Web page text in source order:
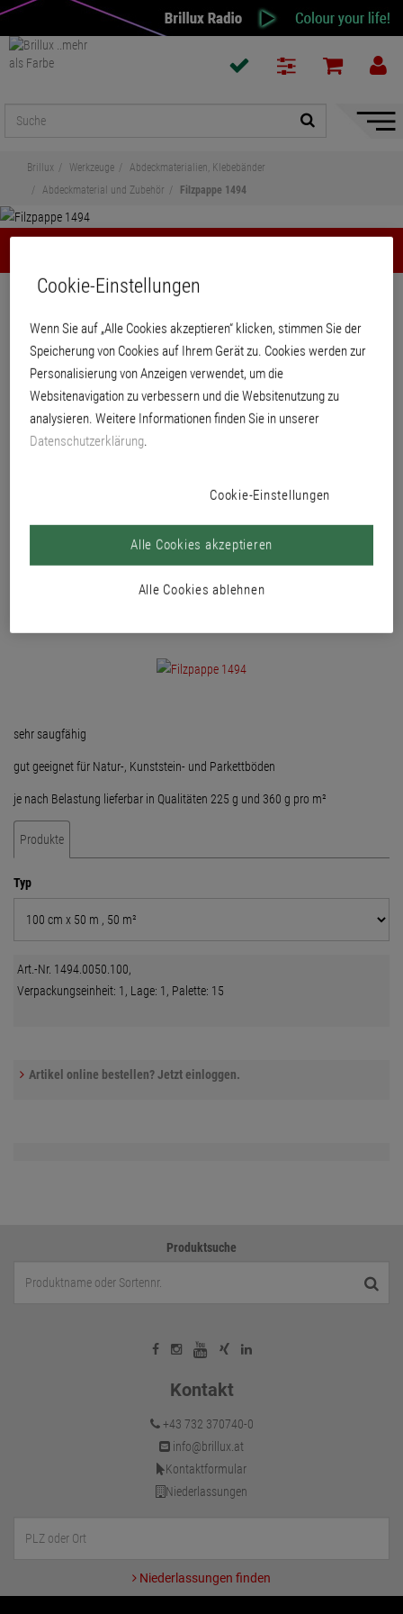
Brillux Werkzeuge
Abdeckmaterialien, Klebebänder
Abdeckmaterial und Zubehör
Filzpappe 1494
Filzpappe 1494
Zum Abdecken empfindlicher Fußböden.
sehr saugfähig
gut geeignet für Natur-, Kunststein- und Parkettböden
je nach Belastung lieferbar in Qualitäten 225 g und 360 g pro m²
Produkte
Typ
Art.-Nr. 1494.0050.100,
Verpackungseinheit: 1, Lage: 1, Palette: 15
Artikel online bestellen? Jetzt einloggen.
Produktsuche
Kontakt
+43 732 370740-0
info@brillux.at
Kontaktformular
Niederlassungen
Niederlassungen finden
Cookie-Einstellungen
Wenn Sie auf „Alle Cookies akzeptieren“ klicken, stimmen Sie der
Speicherung von Cookies auf Ihrem Gerät zu. Cookies werden zur
Personalisierung von Anzeigen verwendet, um die
Websitenavigation zu verbessern und die Websitenutzung zu
analysieren. Weitere Informationen finden Sie in unserer
Datenschutzerklärung.
Cookie-Einstellungen
Alle Cookies ablehnen
Alle Cookies akzeptieren